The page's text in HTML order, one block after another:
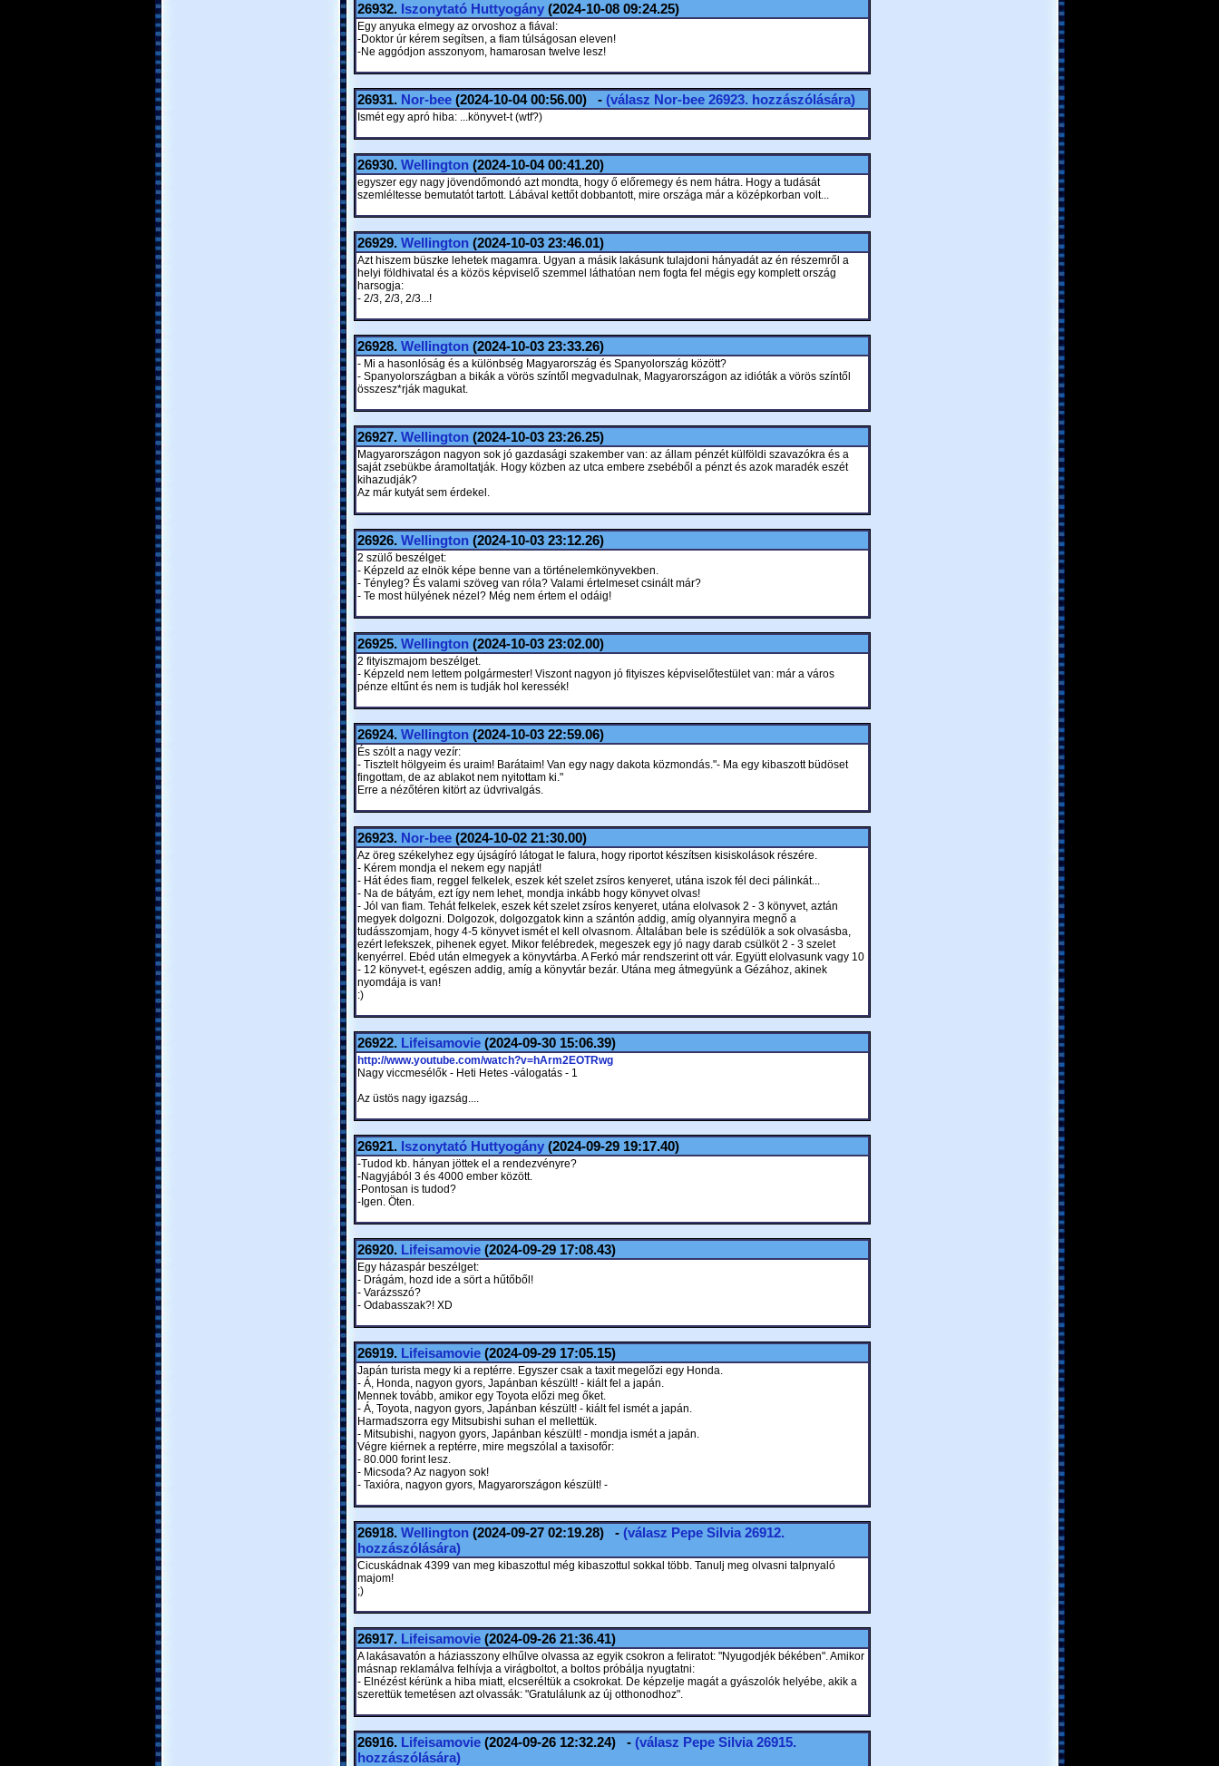
26932. Iszonytató Huttyogány(2024-10-08 09:24.25)
Egy anyuka elmegy az orvoshoz a fiával:
-Doktor úr kérem segítsen, a fiam túlságosan eleven!
-Ne aggódjon asszonyom, hamarosan twelve lesz!
26931. Nor-bee(2024-10-04 00:56.00) - (válasz Nor-bee26923. hozzászólására)
Ismét egy apró hiba: ...könyvet-t (wtf?)
26930. Wellington(2024-10-04 00:41.20)
egyszer egy nagy jövendőmondó azt mondta, hogy ő előremegy és nem hátra. Hogy a tudását
szemléltesse bemutatót tartott. Lábával kettőt dobbantott, mire országa már a középkorban volt...
26929. Wellington(2024-10-03 23:46.01)
Azt hiszem büszke lehetek magamra. Ugyan a másik lakásunk tulajdoni hányadát az én részemről a
helyi földhivatal és a közös képviselő szemmel láthatóan nem fogta fel mégis egy komplett ország
harsogja:
- 2/3, 2/3, 2/3...!
26928. Wellington(2024-10-03 23:33.26)
- Mi a hasonlóság és a különbség Magyarország és Spanyolország között?
- Spanyolországban a bikák a vörös színtől megvadulnak, Magyarországon az idióták a vörös színtől
összesz*rják magukat.
26927. Wellington(2024-10-03 23:26.25)
Magyarországon nagyon sok jó gazdasági szakember van: az állam pénzét külföldi szavazókra és a
saját zsebükbe áramoltatják. Hogy közben az utca embere zsebéből a pénzt és azok maradék eszét
kihazudják?
Az már kutyát sem érdekel.
26926. Wellington(2024-10-03 23:12.26)
2 szülő beszélget:
- Képzeld az elnök képe benne van a történelemkönyvekben.
- Tényleg? És valami szöveg van róla? Valami értelmeset csinált már?
- Te most hülyének nézel? Még nem értem el odáig!
26925. Wellington(2024-10-03 23:02.00)
2 fityiszmajom beszélget.
- Képzeld nem lettem polgármester! Viszont nagyon jó fityiszes képviselőtestület van: már a város
pénze eltűnt és nem is tudják hol keressék!
26924. Wellington(2024-10-03 22:59.06)
És szólt a nagy vezír:
- Tisztelt hölgyeim és uraim! Barátaim! Van egy nagy dakota közmondás."- Ma egy kibaszott büdöset
fingottam, de az ablakot nem nyitottam ki."
Erre a nézőtéren kitört az üdvrivalgás.
26923. Nor-bee(2024-10-02 21:30.00)
Az öreg székelyhez egy újságíró látogat le falura, hogy riportot készítsen kisiskolások részére.
- Kérem mondja el nekem egy napját!
- Hát édes fiam, reggel felkelek, eszek két szelet zsíros kenyeret, utána iszok fél deci pálinkát...
- Na de bátyám, ezt így nem lehet, mondja inkább hogy könyvet olvas!
- Jól van fiam. Tehát felkelek, eszek két szelet zsíros kenyeret, utána elolvasok 2 - 3 könyvet, aztán
megyek dolgozni. Dolgozok, dolgozgatok kinn a szántón addig, amíg olyannyira megnő a
tudásszomjam, hogy 4-5 könyvet ismét el kell olvasnom. Általában bele is szédülök a sok olvasásba,
ezért lefekszek, pihenek egyet. Mikor felébredek, megeszek egy jó nagy darab csülköt 2 - 3 szelet
kenyérrel. Ebéd után elmegyek a könyvtárba. A Ferkó már rendszerint ott vár. Együtt elolvasunk vagy 10
- 12 könyvet-t, egészen addig, amíg a könyvtár bezár. Utána meg átmegyünk a Gézához, akinek
nyomdája is van!
:)
26922. Lifeisamovie(2024-09-30 15:06.39)
http://www.youtube.com/watch?v=hArm2EOTRwg
Nagy viccmesélők - Heti Hetes -válogatás - 1
Az üstös nagy igazság....
26921. Iszonytató Huttyogány(2024-09-29 19:17.40)
-Tudod kb. hányan jöttek el a rendezvényre?
-Nagyjából 3 és 4000 ember között.
-Pontosan is tudod?
-Igen. Öten.
26920. Lifeisamovie(2024-09-29 17:08.43)
Egy házaspár beszélget:
- Drágám, hozd ide a sört a hűtőből!
- Varázsszó?
- Odabasszak?! XD
26919. Lifeisamovie(2024-09-29 17:05.15)
Japán turista megy ki a reptérre. Egyszer csak a taxit megelőzi egy Honda.
- Á, Honda, nagyon gyors, Japánban készült! - kiált fel a japán.
Mennek tovább, amikor egy Toyota előzi meg őket.
- Á, Toyota, nagyon gyors, Japánban készült! - kiált fel ismét a japán.
Harmadszorra egy Mitsubishi suhan el mellettük.
- Mitsubishi, nagyon gyors, Japánban készült! - mondja ismét a japán.
Végre kiérnek a reptérre, mire megszólal a taxisofőr:
- 80.000 forint lesz.
- Micsoda? Az nagyon sok!
- Taxióra, nagyon gyors, Magyarországon készült! -
26918. Wellington(2024-09-27 02:19.28) - (válasz Pepe Silvia26912.
hozzászólására)
Cicuskádnak 4399 van meg kibaszottul még kibaszottul sokkal több. Tanulj meg olvasni talpnyaló
majom!
;)
26917. Lifeisamovie(2024-09-26 21:36.41)
A lakásavatón a háziasszony elhűlve olvassa az egyik csokron a feliratot: "Nyugodjék békében". Amikor
másnap reklamálva felhívja a virágboltot, a boltos próbálja nyugtatni:
- Elnézést kérünk a hiba miatt, elcseréltük a csokrokat. De képzelje magát a gyászolók helyébe, akik a
szerettük temetésen azt olvassák: "Gratulálunk az új otthonodhoz".
26916. Lifeisamovie(2024-09-26 12:32.24) - (válasz Pepe Silvia26915.
hozzászólására)